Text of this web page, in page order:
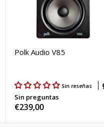
Polk Audio V85
Sin reseñas
Sin preguntas
Precio
€239,00